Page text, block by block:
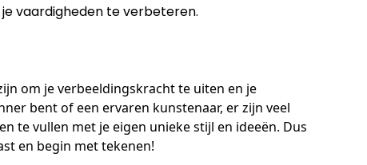
vaardigheden te verbeteren.
om je verbeeldingskracht te uiten en je
bent of een ervaren kunstenaar, er zijn veel
te vullen met je eigen unieke stijl en ideeën. Dus
en begin met tekenen!